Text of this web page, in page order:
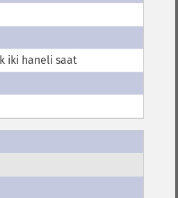
iki haneli saat